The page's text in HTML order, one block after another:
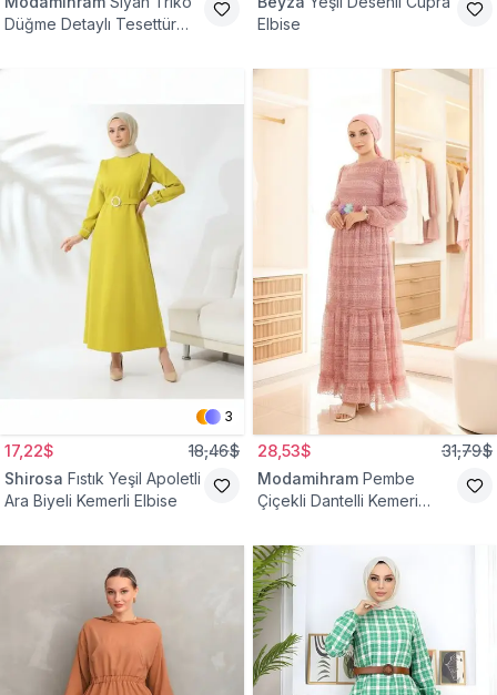
Düğme Detaylı Tesettür
Elbise
3
17,22$ 18,46$
Shirosa Fıstık Yeşil Apoletli
Ara Biyeli Kemerli Elbise
28,53$ 31,79$
Modamihram Pembe
Çiçekli Dantelli Kemeri